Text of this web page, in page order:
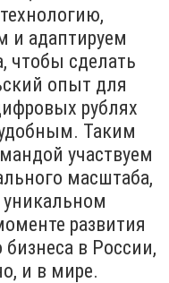
и адаптируем
чтобы сделать
опыт для
рублях
Таким
участвуем
масштаба,
уникальном
развития
в России,
и в мире.